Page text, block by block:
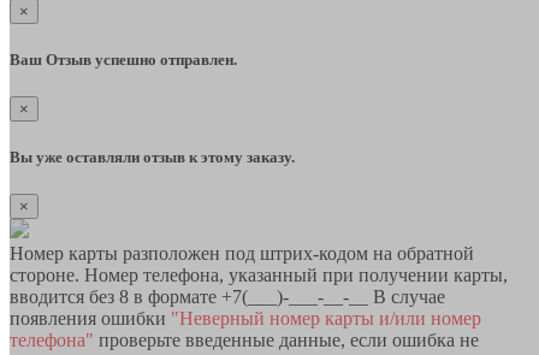
×
Ваш Отзыв успешно отправлен.
×
Вы уже оставляли отзыв к этому заказу.
×
Номер карты разположен под штрих-кодом на обратной
стороне. Номер телефона, указанный при получении карты,
вводится без 8 в формате +7(___)-___-__-__ В случае
появления ошибки "Неверный номер карты и/или номер
телефона" проверьте введенные данные, если ошибка не